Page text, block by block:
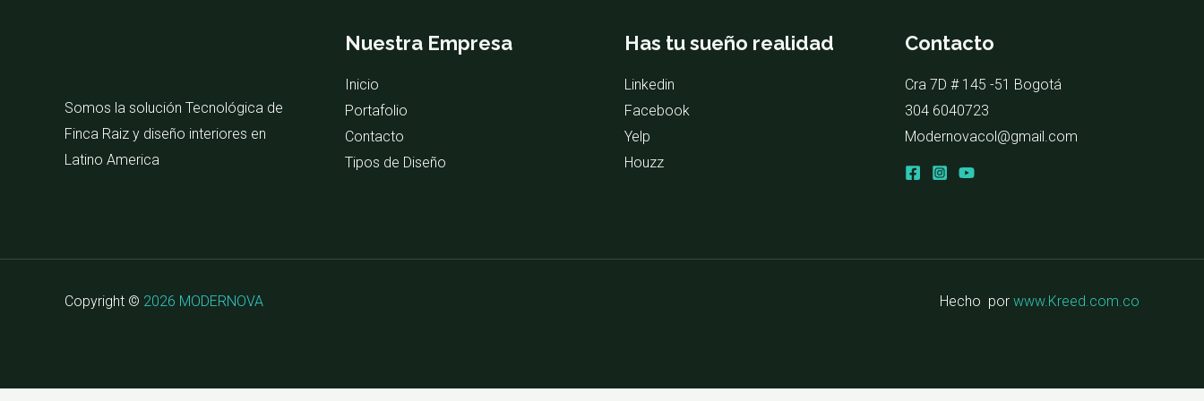
Somos la solución Tecnológica de
Finca Raiz y diseño interiores en
Latino America
Nuestra Empresa
Inicio
Portafolio
Contacto
Tipos de Diseño
Has tu sueño realidad
Linkedin
Facebook
Yelp
Houzz
Contacto
Cra 7D # 145 -51 Bogotá
304 6040723
Modernovacol@gmail.com
Copyright © 2026 MODERNOVA Hecho por www.Kreed.com.co